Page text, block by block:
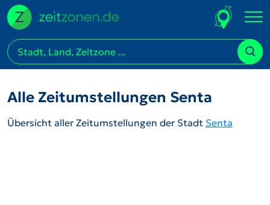
Alle Zeitumstellungen Senta
Übersicht aller Zeitumstellungen der Stadt Senta